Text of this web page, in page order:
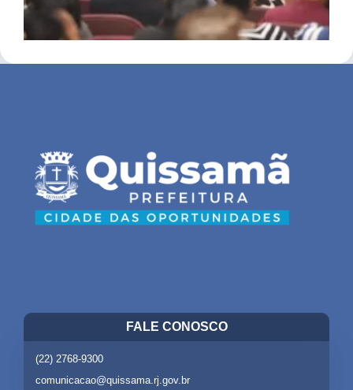
FALE CONOSCO
(22) 2768-9300
comunicacao@quissama.rj.gov.br